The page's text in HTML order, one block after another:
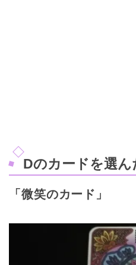
Dのカードを選ん
「微笑のカード」